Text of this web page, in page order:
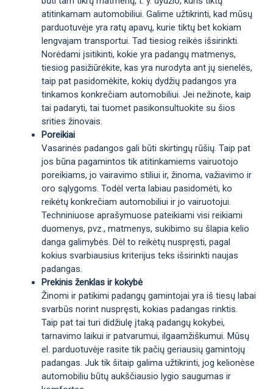
atitinkamam automobiliui. Galime užtikrinti, kad mūsų
parduotuvėje yra ratų apavų, kurie tiktų bet kokiam
lengvajam transportui. Tad tiesiog reikės išsirinkti.
Norėdami įsitikinti, kokie yra padangų matmenys,
tiesiog pasižiūrėkite, kas yra nurodyta ant jų sienelės,
taip pat pasidomėkite, kokių dydžių padangos yra
tinkamos konkrečiam automobiliui. Jei nežinote, kaip
tai padaryti, tai tuomet pasikonsultuokite su šios
srities žinovais.
Poreikiai
Vasarinės padangos gali būti skirtingų rūšių. Taip pat
jos būna pagamintos tik atitinkamiems vairuotojo
poreikiams, jo vairavimo stiliui ir, žinoma, važiavimo ir
oro sąlygoms. Todėl verta labiau pasidomėti, ko
reikėtų konkrečiam automobiliui ir jo vairuotojui.
Techniniuose aprašymuose pateikiami visi reikiami
duomenys, pvz., matmenys, sukibimo su šlapia kelio
danga galimybės. Dėl to reikėtų nuspręsti, pagal
kokius svarbiausius kriterijus teks išsirinkti naujas
padangas.
Prekinis ženklas ir kokybė
Žinomi ir patikimi padangų gamintojai yra iš tiesų labai
svarbūs norint nuspręsti, kokias padangas rinktis.
Taip pat tai turi didžiulę įtaką padangų kokybei,
tarnavimo laikui ir patvarumui, ilgaamžiškumui. Mūsų
el. parduotuvėje rasite tik pačių geriausių gamintojų
padangas. Juk tik šitaip galima užtikrinti, jog kelionėse
automobiliu būtų aukščiausio lygio saugumas ir